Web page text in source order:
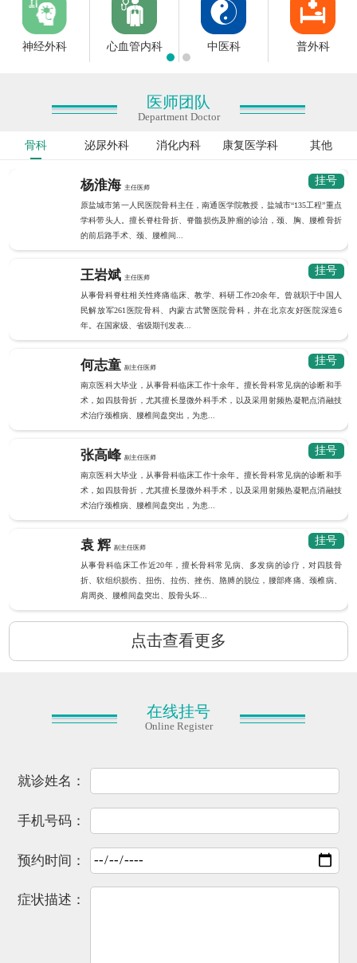
神经外科 心血管内科 中医科 普外科
医师团队
Department Doctor
骨科 泌尿外科 消化内科 康复医学科 其他
杨淮海 主任医师
原盐城市第一人民医院骨科主任，南通医学院教授，盐城市“135工程”重点
学科带头人。擅长脊柱骨折、脊髓损伤及肿瘤的诊治，颈、胸、腰椎骨折
的前后路手术、颈、腰椎间...
挂号
王岩斌 主任医师
从事骨科脊柱相关性疼痛临床、教学、科研工作20余年。曾就职于中国人
民解放军261医院骨科、内蒙古武警医院骨科，并在北京友好医院深造6
年。在国家级、省级期刊发表...
挂号
何志童 副主任医师
南京医科大毕业，从事骨科临床工作十余年。擅长骨科常见病的诊断和手
术，如四肢骨折，尤其擅长显微外科手术，以及采用射频热凝靶点消融技
术治疗颈椎病、腰椎间盘突出，为患...
挂号
张高峰 副主任医师
南京医科大毕业，从事骨科临床工作十余年。擅长骨科常见病的诊断和手
术，如四肢骨折，尤其擅长显微外科手术，以及采用射频热凝靶点消融技
术治疗颈椎病、腰椎间盘突出，为患...
挂号
袁 辉 副主任医师
从事骨科临床工作近20年，擅长骨科常见病、多发病的诊疗，对四肢骨
折、软组织损伤、扭伤、拉伤、挫伤、胳膊的脱位，腰部疼痛、颈椎病、
肩周炎、腰椎间盘突出、股骨头坏...
挂号
点击查看更多
在线挂号
Online Register
就诊姓名：
手机号码：
预约时间：
症状描述：